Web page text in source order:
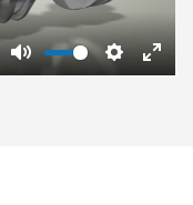
Mute Settings